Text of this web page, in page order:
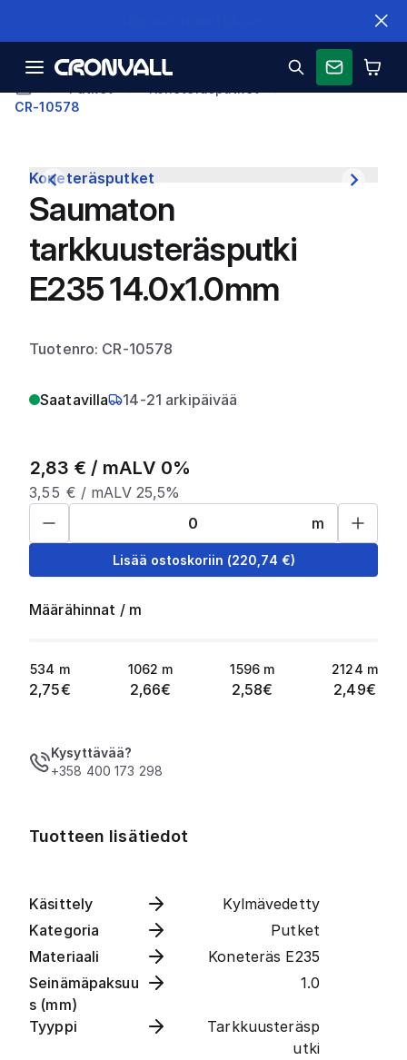
CR-10578
Koneteräsputket
Saumaton
tarkkuusteräsputki
E235 14.0x1.0mm
Tuotenro: CR-10578
Saatavilla 14-21 arkipäivää
2,83 € / mALV 0%
3,55 € / mALV 25,5%
m
Lisää ostoskoriin (220,74 €)
Määrähinnat / m
534 m
2,75€
1062 m
2,66€
1596 m
2,58€
2124 m
2,49€
Kysyttävää?
+358 400 173 298
Tuotteen lisätiedot
Käsittely
Kylmävedetty
Kategoria
Putket
Materiaali
Koneteräs E235
Seinämäpaksuu
s (mm)
1.0
Tyyppi
Tarkkuusteräsp
utki